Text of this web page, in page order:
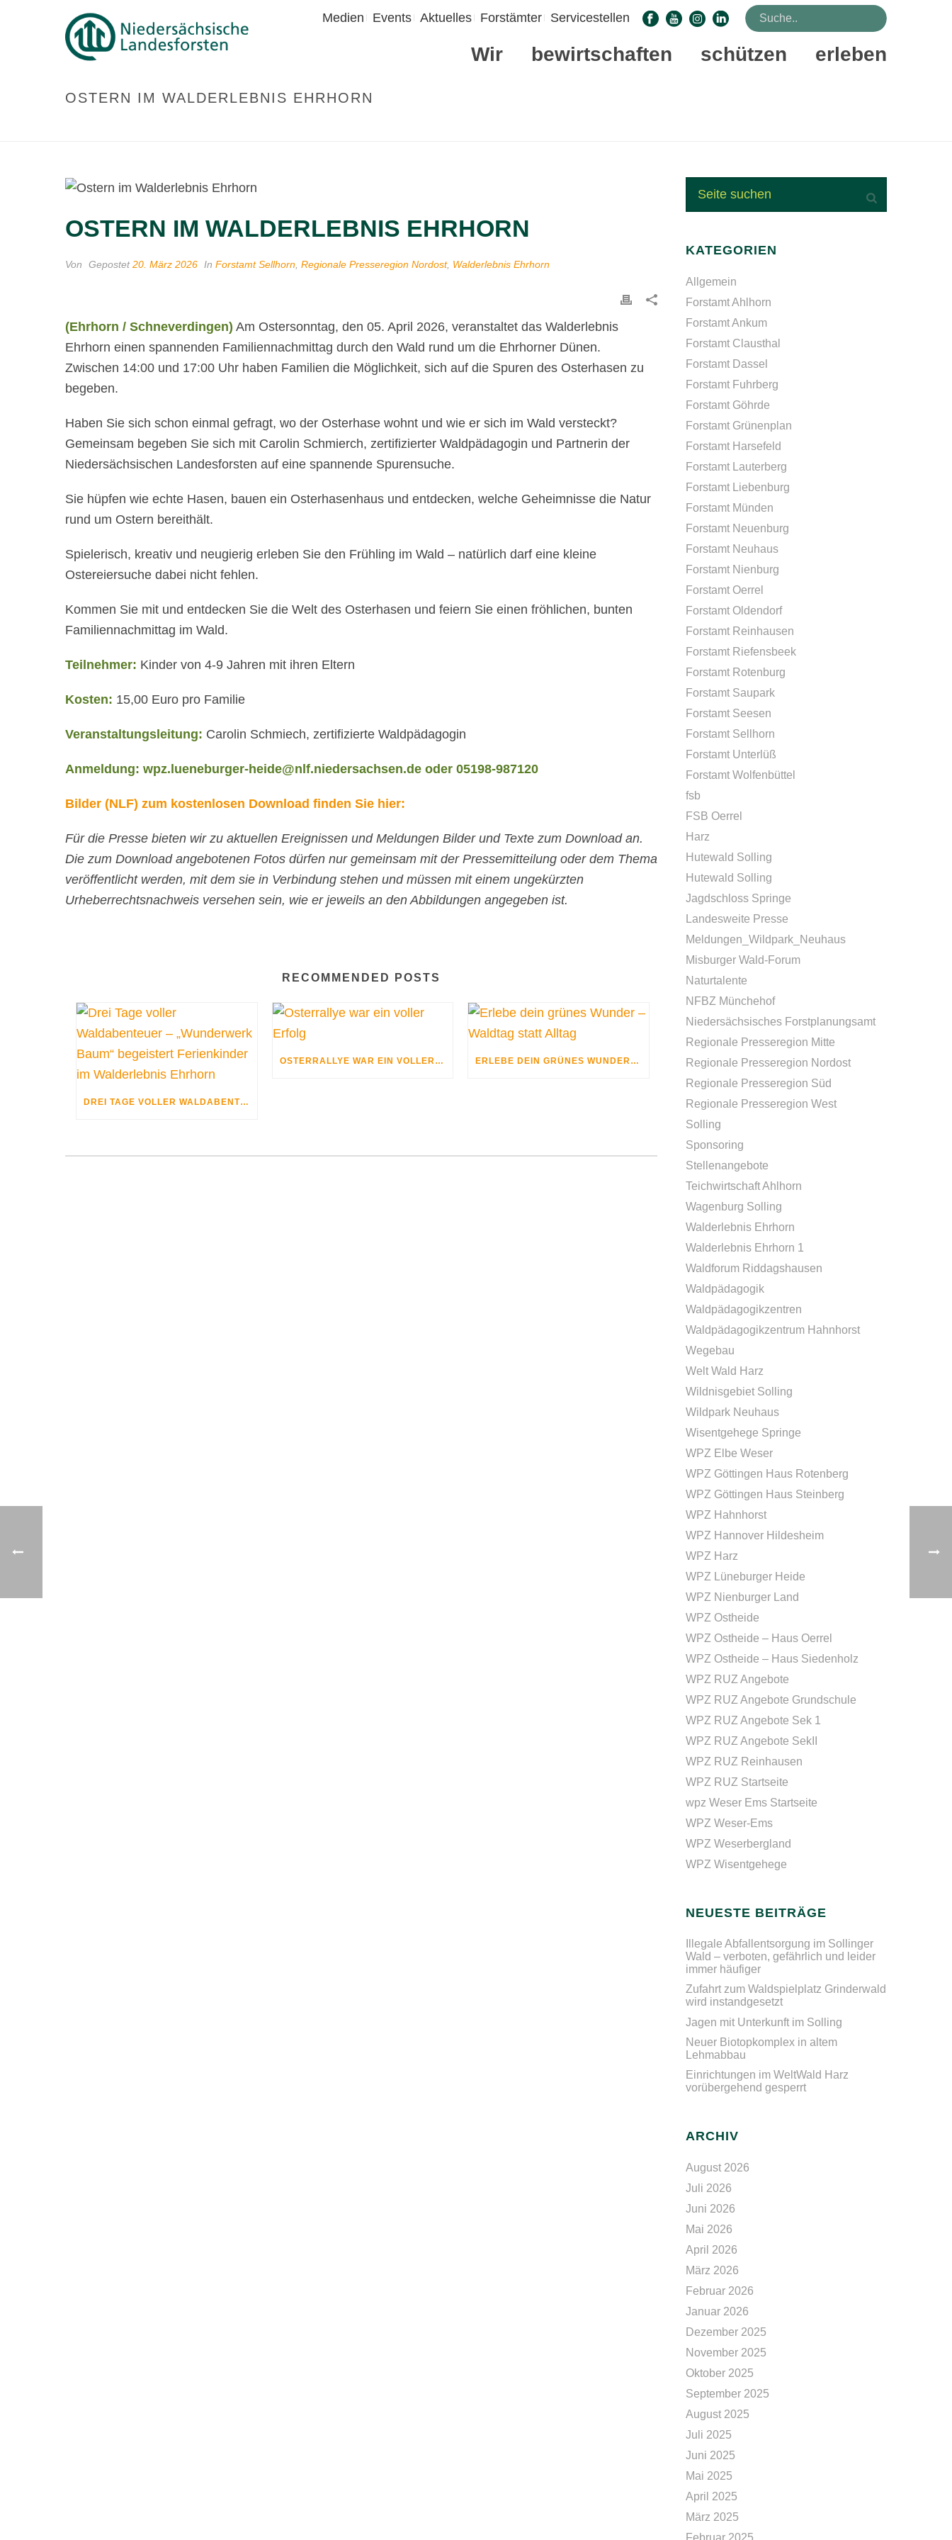
Medien Events Aktuelles Forstämter Servicestellen
Wir bewirtschaften schützen erleben
OSTERN IM WALDERLEBNIS EHRHORN
OSTERN IM WALDERLEBNIS EHRHORN
Von Gepostet20. März 2026 In Forstamt Sellhorn Regionale Presseregion Nordost, Walderlebnis Ehrhorn
(Ehrhorn / Schneverdingen) Am Ostersonntag, den 05. April 2026, veranstaltet das Walderlebnis
Ehrhorn einen spannenden Familiennachmittag durch den Wald rund um die Ehrhorner Dünen.
Zwischen 14:00 und 17:00 Uhr haben Familien die Möglichkeit, sich auf die Spuren des Osterhasen zu
begeben.
Haben Sie sich schon einmal gefragt, wo der Osterhase wohnt und wie er sich im Wald versteckt?
Gemeinsam begeben Sie sich mit Carolin Schmierch, zertifizierter Waldpädagogin und Partnerin der
Niedersächsischen Landesforsten auf eine spannende Spurensuche.
Sie hüpfen wie echte Hasen, bauen ein Osterhasenhaus und entdecken, welche Geheimnisse die Natur
rund um Ostern bereithält.
Spielerisch, kreativ und neugierig erleben Sie den Frühling im Wald – natürlich darf eine kleine
Ostereiersuche dabei nicht fehlen.
Kommen Sie mit und entdecken Sie die Welt des Osterhasen und feiern Sie einen fröhlichen, bunten
Familiennachmittag im Wald.
Teilnehmer: Kinder von 4-9 Jahren mit ihren Eltern
Kosten: 15,00 Euro pro Familie
Veranstaltungsleitung: Carolin Schmiech, zertifizierte Waldpädagogin
Anmeldung: wpz.lueneburger-heide@nlf.niedersachsen.de oder 05198-987120
Bilder (NLF) zum kostenlosen Download finden Sie hier:
Für die Presse bieten wir zu aktuellen Ereignissen und Meldungen Bilder und Texte zum Download an.
Die zum Download angebotenen Fotos dürfen nur gemeinsam mit der Pressemitteilung oder dem Thema
veröffentlicht werden, mit dem sie in Verbindung stehen und müssen mit einem ungekürzten
Urheberrechtsnachweis versehen sein, wie er jeweils an den Abbildungen angegeben ist.
RECOMMENDED POSTS
DREI TAGE VOLLER WALDABENTEUER – „WUNDERWERK BAUM“ BEGEISTERT FERIENKINDER IM WALDERLEBNIS EHRHORN
OSTERRALLYE WAR EIN VOLLER ERFOLG ERLEBE DEIN GRÜNES WUNDER – WALDTAG STATT ALLTAG
KATEGORIEN
Allgemein
Forstamt Ahlhorn
Forstamt Ankum
Forstamt Clausthal
Forstamt Dassel
Forstamt Fuhrberg
Forstamt Göhrde
Forstamt Grünenplan
Forstamt Harsefeld
Forstamt Lauterberg
Forstamt Liebenburg
Forstamt Münden
Forstamt Neuenburg
Forstamt Neuhaus
Forstamt Nienburg
Forstamt Oerrel
Forstamt Oldendorf
Forstamt Reinhausen
Forstamt Riefensbeek
Forstamt Rotenburg
Forstamt Saupark
Forstamt Seesen
Forstamt Sellhorn
Forstamt Unterlüß
Forstamt Wolfenbüttel
fsb
FSB Oerrel
Harz
Hutewald Solling
Hutewald Solling
Jagdschloss Springe
Landesweite Presse
Meldungen_Wildpark_Neuhaus
Misburger Wald-Forum
Naturtalente
NFBZ Münchehof
Niedersächsisches Forstplanungsamt
Regionale Presseregion Mitte
Regionale Presseregion Nordost
Regionale Presseregion Süd
Regionale Presseregion West
Solling
Sponsoring
Stellenangebote
Teichwirtschaft Ahlhorn
Wagenburg Solling
Walderlebnis Ehrhorn
Walderlebnis Ehrhorn 1
Waldforum Riddagshausen
Waldpädagogik
Waldpädagogikzentren
Waldpädagogikzentrum Hahnhorst
Wegebau
Welt Wald Harz
Wildnisgebiet Solling
Wildpark Neuhaus
Wisentgehege Springe
WPZ Elbe Weser
WPZ Göttingen Haus Rotenberg
WPZ Göttingen Haus Steinberg
WPZ Hahnhorst
WPZ Hannover Hildesheim
WPZ Harz
WPZ Lüneburger Heide
WPZ Nienburger Land
WPZ Ostheide
WPZ Ostheide – Haus Oerrel
WPZ Ostheide – Haus Siedenholz
WPZ RUZ Angebote
WPZ RUZ Angebote Grundschule
WPZ RUZ Angebote Sek 1
WPZ RUZ Angebote SekII
WPZ RUZ Reinhausen
WPZ RUZ Startseite
wpz Weser Ems Startseite
WPZ Weser-Ems
WPZ Weserbergland
WPZ Wisentgehege
NEUESTE BEITRÄGE
Illegale Abfallentsorgung im Sollinger
Wald – verboten, gefährlich und leider
immer häufiger
Zufahrt zum Waldspielplatz Grinderwald
wird instandgesetzt
Jagen mit Unterkunft im Solling
Neuer Biotopkomplex in altem
Lehmabbau
Einrichtungen im WeltWald Harz
vorübergehend gesperrt
ARCHIV
August 2026
Juli 2026
Juni 2026
Mai 2026
April 2026
März 2026
Februar 2026
Januar 2026
Dezember 2025
November 2025
Oktober 2025
September 2025
August 2025
Juli 2025
Juni 2025
Mai 2025
April 2025
März 2025
Februar 2025